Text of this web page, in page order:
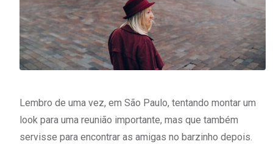
Lembro de uma vez, em São Paulo, tentando montar um
look para uma reunião importante, mas que também
servisse para encontrar as amigas no barzinho depois.